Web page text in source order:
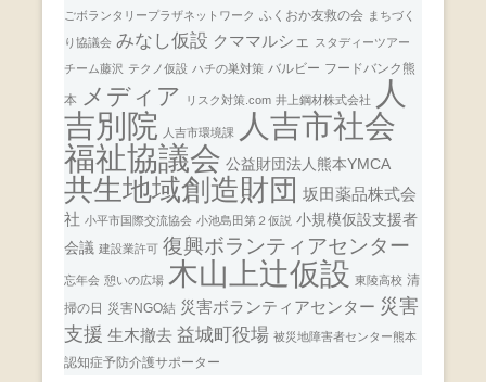
ごボランタリープラザネットワーク ふくおか友救の会 まちづく
り協議会 みなし仮設 クママルシェ
スタディーツアー
チーム藤沢 テクノ仮設 ハチの巣対策 バルビー フードバンク熊
本 メディア リスク対策.com 井上鋼材株式会社
人
吉別院
人吉市環境課
人吉市社会
福祉協議会 公益財団法人熊本YMCA
共生地域創造財団 坂田薬品株式会
社 小平市国際交流協会 小池島田第２仮説 小規模仮設支援者
会議 建設業許可 復興ボランティアセンター
忘年会 憩いの広場 木山上辻仮設 東陵高校 清
掃の日 災害NGO結 災害ボランティアセンター 災害
支援 生木撤去 益城町役場 被災地障害者センター熊本
認知症予防介護サポーター